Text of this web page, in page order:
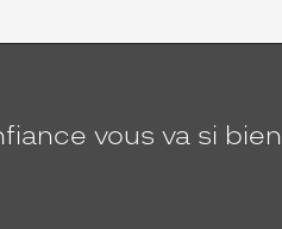
vous va si bien